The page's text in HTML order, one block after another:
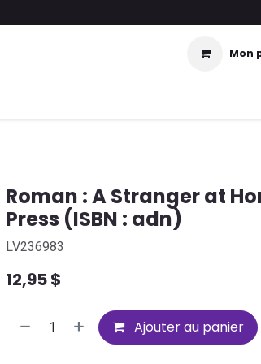
Mon
Roman : A Stranger at
Press (ISBN : adn)
LV236983
12,95$
Ajouter au panier